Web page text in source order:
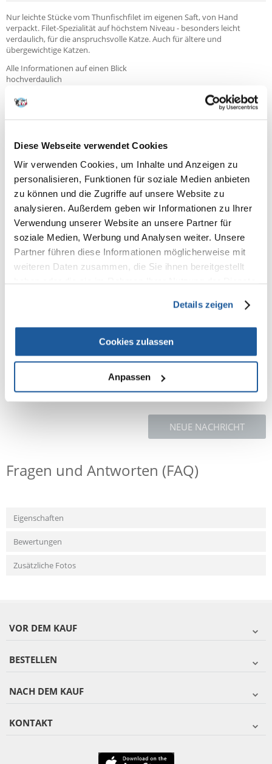
Diese Webseite verwendet Cookies
Wir verwenden Cookies, um Inhalte und Anzeigen zu
personalisieren, Funktionen für soziale Medien anbieten
zu können und die Zugriffe auf unsere Website zu
analysieren. Außerdem geben wir Informationen zu Ihrer
Verwendung unserer Website an unsere Partner für
soziale Medien, Werbung und Analysen weiter. Unsere
Partner führen diese Informationen möglicherweise mit
weiteren Daten zusammen, die Sie ihnen bereitgestellt
Details zeigen
Cookies zulassen
Anpassen
Nur leichte Stücke vom Thunfischfilet im eigenen Saft, von Hand
verpackt. Filet-Spezialität auf höchstem Niveau - besonders leicht
verdaulich, für die anspruchsvolle Katze. Auch für ältere und
übergewichtige Katzen.
Alle Informationen auf einen Blick
hochverdaulich
auch für ältere und/oder übergewichtige Katzen
Dose
Nährwertangaben
Rohprotein16 %
Fettgehalt 1 %
Rohfaser 0,5 %
Rohasche 1,5 %
Feuchtigkeitsgehalt 80 %
Kalorien / 100 g:79 kcal
Diätempfehlungen
Katzengewicht: 4 kg - 1,5-2 Dosen pro Tag.
Der Tagesbedarf variiert je nach Alter, Aktivität und Rasse. Bitte sorgen
Sie immer für ausreichend frisches Trinkwasser.
NEUE NACHRICHT
Fragen und Antworten (FAQ)
Eigenschaften
Bewertungen
Zusätzliche Fotos
VOR DEM KAUF
BESTELLEN
NACH DEM KAUF
KONTAKT